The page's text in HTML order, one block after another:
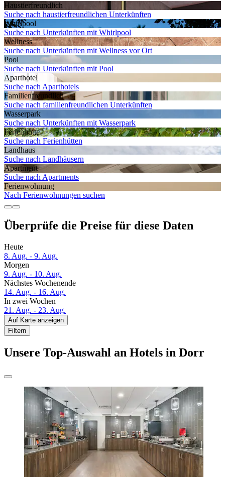
Haustier­freundlich
Suche nach haustierfreundlichen Unterkünften
Whirlpool
Suche nach Unterkünften mit Whirlpool
Wellness
Suche nach Unterkünften mit Wellness vor Ort
Pool
Suche nach Unterkünften mit Pool
Aparthotel
Suche nach Aparthotels
Familien­freundlich
Suche nach familienfreundlichen Unterkünften
Wasserpark
Suche nach Unterkünften mit Wasserpark
Ferienhütte
Suche nach Ferienhütten
Landhaus
Suche nach Landhäusern
Apartment
Suche nach Apartments
Ferien­wohnung
Nach Ferienwohnungen suchen
Überprüfe die Preise für diese Daten
Heute
8. Aug. - 9. Aug.
Morgen
9. Aug. - 10. Aug.
Nächstes Wochenende
14. Aug. - 16. Aug.
In zwei Wochen
21. Aug. - 23. Aug.
Auf Karte anzeigen
Filtern
Unsere Top-Auswahl an Hotels in Dorr